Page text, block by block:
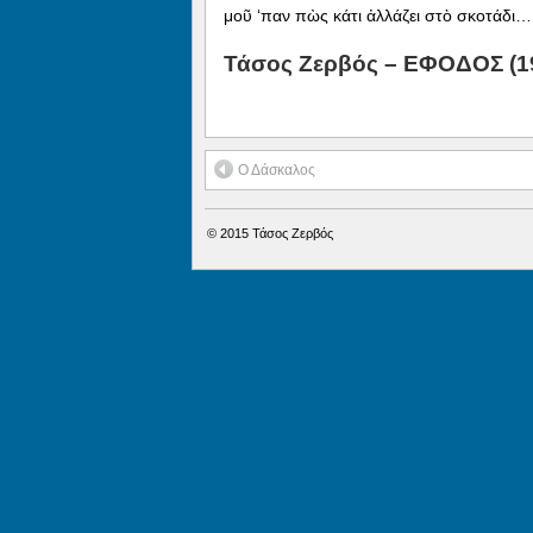
μοῦ ‘παν πὼς κάτι ἀλλάζει στὸ σκοτάδι…
Τάσος Ζερβός – ΕΦΟΔΟΣ
Ο Δάσκαλος
© 2015 Τάσος Ζερβός